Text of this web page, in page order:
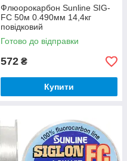
Флюорокарбон Sunline SIG-
FC 50м 0.490мм 14,4кг
повідковий
Готово до відправки
572 ₴
Купити